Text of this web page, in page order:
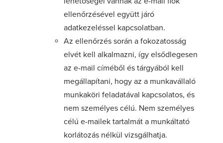
ellenőrzésével együtt járó
adatkezeléssel kapcsolatban.
Az ellenőrzés során a fokozatosság
elvét kell alkalmazni, így elsődlegesen
az e-mail címéből és tárgyából kell
megállapítani, hogy az a munkavállaló
munkaköri feladatával kapcsolatos, és
nem személyes célú. Nem személyes
célú e-mailek tartalmát a munkáltató
korlátozás nélkül vizsgálhatja.